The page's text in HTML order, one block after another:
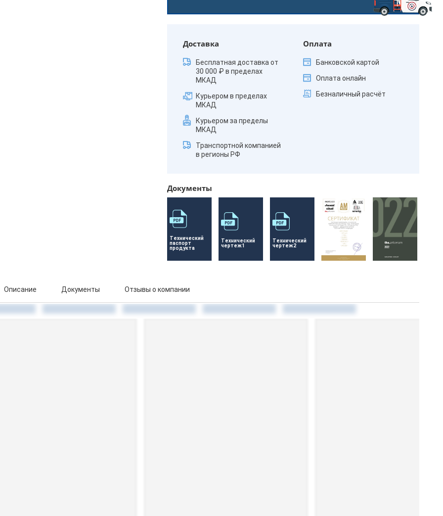
Доставка
Бесплатная доставка от
30 000 ₽ в пределах
МКАД
Курьером в пределах
МКАД
Курьером за пределы
МКАД
Транспортной компанией
в регионы РФ
Оплата
Банковской картой
Оплата онлайн
Безналичный расчёт
Документы
Технический
паспорт
продукта
Технический
чертеж1
Технический
чертеж2
Описание Документы Отзывы о компании